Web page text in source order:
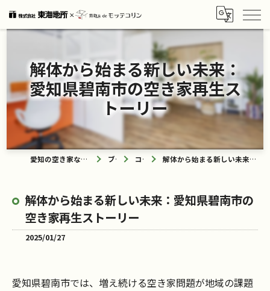
解体から始まる新しい未来：
愛知県碧南市の空き家再生ス
トーリー
愛知の空き家なら買取ル de モッテコリン ブログ コラム 解体から始まる新しい未来：愛知県碧南市の空き家再生ストーリー
解体から始まる新しい未来：愛知県碧南市の
空き家再生ストーリー
2025/01/27
愛知県碧南市では、増え続ける空き家問題が地域の課題